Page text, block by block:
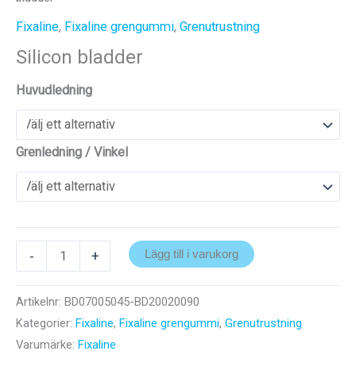
Fixaline, Fixaline grengummi, Grenutrustning
Silicon bladder
Huvudledning
Grenledning / Vinkel
-
bladder
mängd
+ Lägg till i varukorg
Artikelnr: BD07005045-BD20020090
Kategorier: Fixaline, Fixaline grengummi, Grenutrustning
Varumärke: Fixaline